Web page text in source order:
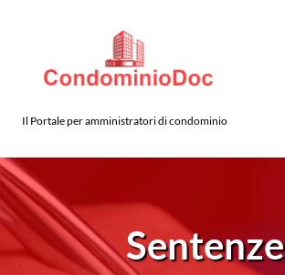
Il Portale per amministratori di condominio
Sentenze